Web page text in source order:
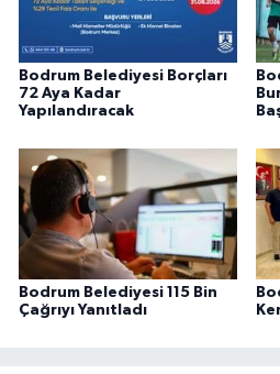
Bodrum Belediyesi Borçları
72 Aya Kadar
Yapılandıracak
Bodrum Belediyesi 115 Bin
Çağrıyı Yanıtladı